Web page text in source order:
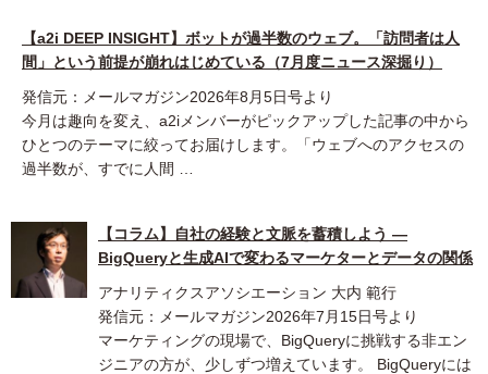
【a2i DEEP INSIGHT】ボットが過半数のウェブ。「訪問者は人
間」という前提が崩れはじめている（7月度ニュース深掘り）
発信元：メールマガジン2026年8月5日号より
今月は趣向を変え、a2iメンバーがピックアップした記事の中から
ひとつのテーマに絞ってお届けします。「ウェブへのアクセスの
過半数が、すでに人間 …
【コラム】自社の経験と文脈を蓄積しよう ―
BigQueryと生成AIで変わるマーケターとデータの関係
アナリティクスアソシエーション 大内 範行
発信元：メールマガジン2026年7月15日号より
マーケティングの現場で、BigQueryに挑戦する非エン
ジニアの方が、少しずつ増えています。 BigQueryには